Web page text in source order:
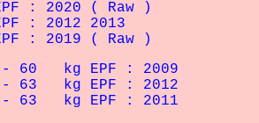
: 2020 ( Raw )
: 2012 2013
: 2019 ( Raw )
60 kg EPF : 2009
63 kg EPF : 2012
63 kg EPF : 2011